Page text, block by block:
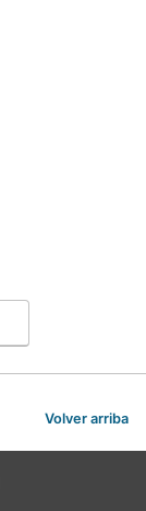
Volver arriba